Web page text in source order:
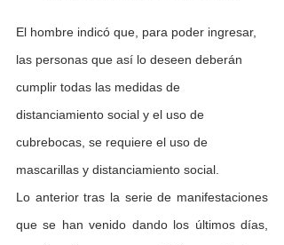
El hombre indicó que, para poder ingresar,
las personas que así lo deseen deberán
cumplir todas las medidas de
distanciamiento social y el uso de
cubrebocas, se requiere el uso de
mascarillas y distanciamiento social.
Lo anterior tras la serie de manifestaciones
que se han venido dando los últimos días,